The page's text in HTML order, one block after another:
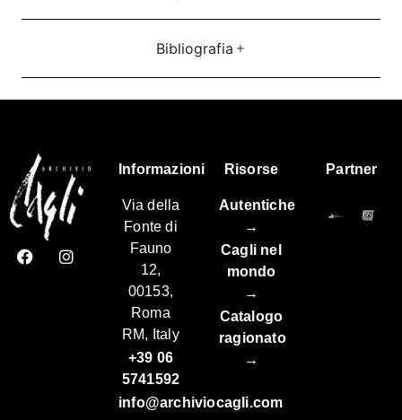
Bibliografia
Informazioni
Via della
Fonte di
Fauno
12,
00153,
Roma
RM, Italy
+39 06
5741592
info@archiviocagli.com
Risorse
Autentiche
→
Cagli nel
mondo
→
Catalogo
ragionato
→
Partner